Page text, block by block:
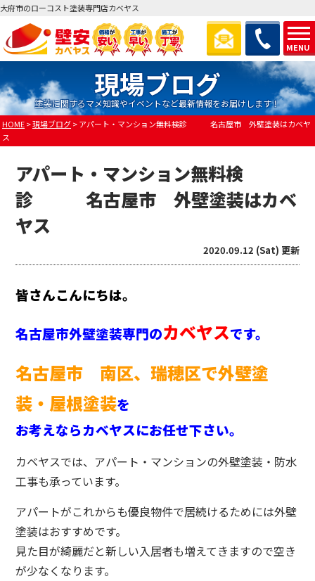
MENU
大府市のローコスト塗装専門店カベヤス
現場ブログ
塗装に関するマメ知識やイベントなど最新情報をお届けします！
HOME>現場ブログ>アパート・マンション無料検診 名古屋市 外壁塗装はカベヤ
ス
アパート・マンション無料検
診 名古屋市 外壁塗装はカベ
ヤス
2020.09.12 (Sat) 更新
皆さんこんにちは。
名古屋市外壁塗装専門のカベヤスです。
名古屋市 南区、瑞穂区で外壁塗
装・屋根塗装を
お考えならカベヤスにお任せ下さい。
カベヤスでは、アパート・マンションの外壁塗装・防水
工事も承っています。
アパートがこれからも優良物件で居続けるためには外壁
塗装はおすすめです。
見た目が綺麗だと新しい入居者も増えてきますので空き
が少なくなります。